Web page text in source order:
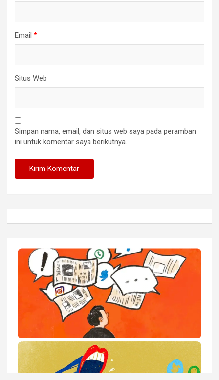
Email *
Situs Web
Simpan nama, email, dan situs web saya pada peramban
ini untuk komentar saya berikutnya.